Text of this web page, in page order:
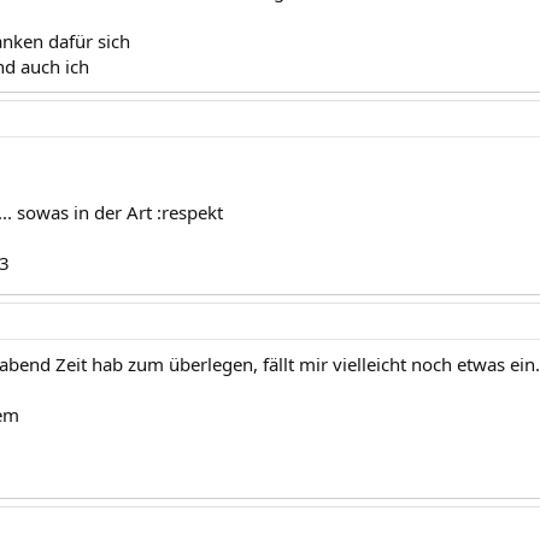
dafür sich
auch ich
sowas in der Art :respekt
Zeit hab zum überlegen, fällt mir vielleicht noch etwas ein.